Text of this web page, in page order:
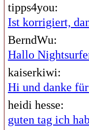
tipps4you:
Ist korrigiert,
BerndWu:
Hallo
kaiserkiwi:
Hi und danke
heidi hesse:
guten tag ich